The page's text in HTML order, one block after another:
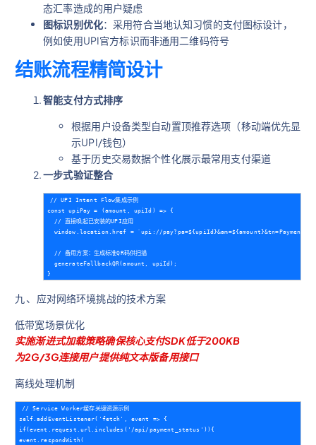
态汇率造成的用户疑虑
图标识别优化：采用符合当地认知习惯的支付图标设计，
例如使用UPI官方标识而非通用二维码符号
结账流程精简设计
智能支付方式排序
根据用户设备类型自动置顶推荐选项（移动端优先显
示UPI/钱包）
基于历史交易数据个性化展示最常用支付渠道
一步式验证整合
// UPI Intent Flow集成示例
const upiPay = (amount, upiId) => {
  // 直接唤起已安装的UPI应用
  window.location.href = `upi://pay?pa=${upiId}&am=${amount}&tn=Payment`;
  // 备用方案：生成标准QR码供扫描
  generateFallbackQR(amount, upiId);
九 、应对网络环境挑战的技术方案
低带宽场景优化
实施渐进式加载策略确保核心支付SDK低于200KB
为2G/3G连接用户提供纯文本版备用接口
离线处理机制
// Service Worker缓存关键资源示例
self.addEventListener('fetch', event => {
if(event.request.url.includes('/api/payment_status')){
event.respondWith(